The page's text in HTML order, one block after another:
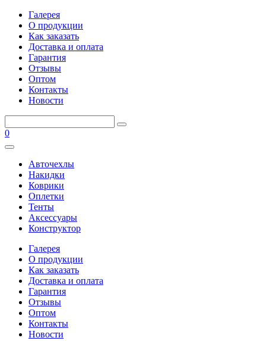
Галерея
О продукции
Как заказать
Доставка и оплата
Гарантия
Отзывы
Оптом
Контакты
Новости
0
Авточехлы
Накидки
Коврики
Оплетки
Тенты
Аксессуары
Конструктор
Галерея
О продукции
Как заказать
Доставка и оплата
Гарантия
Отзывы
Оптом
Контакты
Новости